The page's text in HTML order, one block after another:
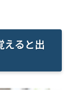
ると出